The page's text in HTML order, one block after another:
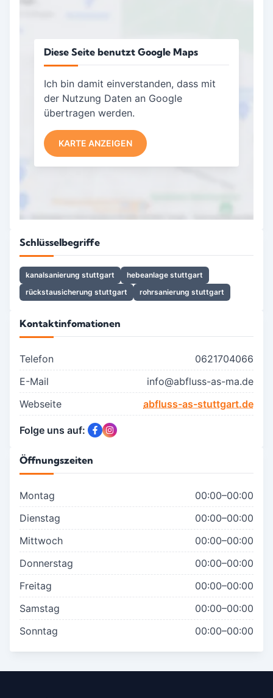
Diese Seite benutzt Google Maps
Ich bin damit einverstanden, dass mit
der Nutzung Daten an Google
übertragen werden.
KARTE ANZEIGEN
Schlüsselbegriffe
kanalsanierung stuttgart
hebeanlage stuttgart
rückstausicherung stuttgart
rohrsanierung stuttgart
Kontaktinfomationen
Telefon
0621704066
E-Mail
info@abfluss-as-ma.de
Webseite
abfluss-as-stuttgart.de
Folge uns auf:
Öffnungszeiten
Montag
00:00–00:00
Dienstag
00:00–00:00
Mittwoch
00:00–00:00
Donnerstag
00:00–00:00
Freitag
00:00–00:00
Samstag
00:00–00:00
Sonntag
00:00–00:00